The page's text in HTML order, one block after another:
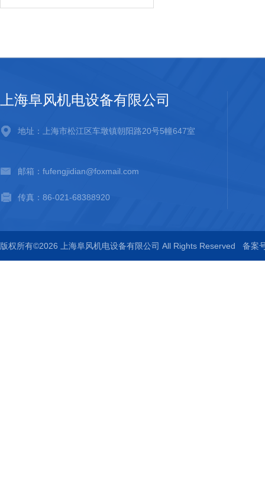
上海阜风机电设备有限公司
地址：上海市松江区车墩镇朝阳路20号5幢647室
邮箱：fufengjidian@foxmail.com
传真：86-021-68388920
版权所有©2026 上海阜风机电设备有限公司 All Rights Reserved 备案